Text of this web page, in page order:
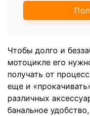
Чтобы долго и
мотоцикле его
получать от
еще и
различных
банальное